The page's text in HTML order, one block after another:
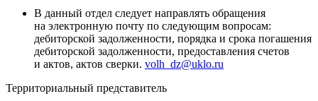
В данный отдел следует направлять обращения
на электронную почту по следующим вопросам:
дебиторской задолженности, порядка и срока погашения
дебиторской задолженности, предоставления счетов
и актов, актов сверки. volh_dz@uklo.ru
Территориальный представитель